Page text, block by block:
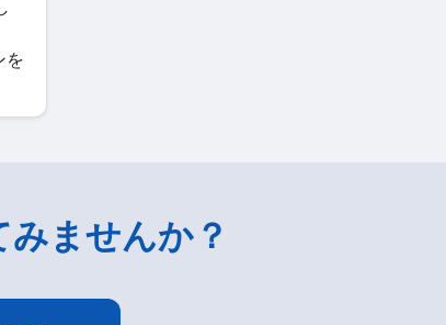
を
ませんか？